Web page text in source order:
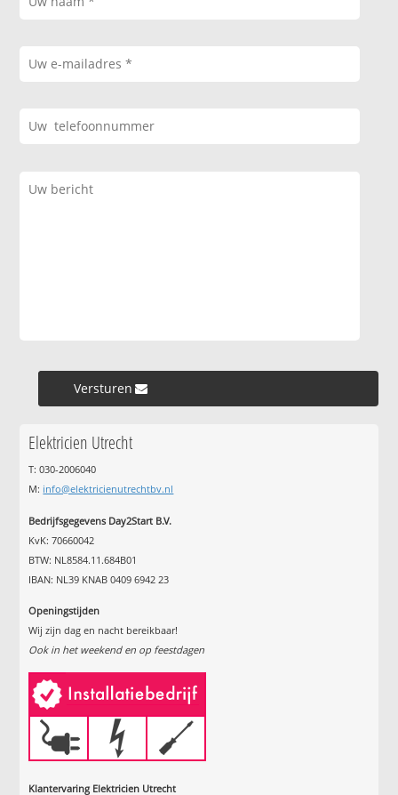
Versturen »
Elektricien Utrecht
T: 030-2006040
M: info@elektricienutrechtbv.nl
Bedrijfsgegevens Day2Start B.V.
KvK: 70660042
BTW: NL8584.11.684B01
IBAN: NL39 KNAB 0409 6942 23
Openingstijden
Wij zijn dag en nacht bereikbaar!
Ook in het weekend en op feestdagen
Klantervaring Elektricien Utrecht